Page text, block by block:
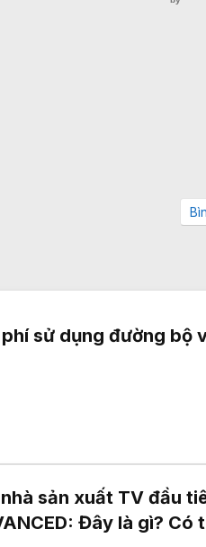
sử dụng đường bộ
sản xuất TV đầu
Đây là gì? Có